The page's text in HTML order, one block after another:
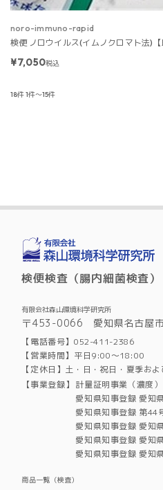
noro-immuno-rapid
検便 ノロウイルス(イムノクロマト法)【
¥7,050税込
18件1件～15件
検便検査（腸内細菌検査）
有限会社森山環境科学研究所
〒453-0066 愛知県名古屋
【電話番号】052-411-2386
【営業時間】平日9:00～18:00
【定休日】土・日・祝日・夏季お
【事業登録】 計量証明事業（濃度
愛知県知事登録 愛知
愛知県知事登録 第44
愛知県知事登録 愛知
愛知県知事登録 愛知
愛知県知事登録 愛知
商品一覧（検査）